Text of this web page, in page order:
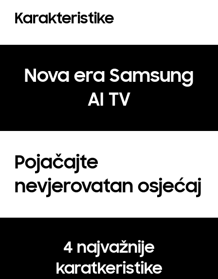
Karakteristike
Nova era Samsung
AI TV
Pojačajte
nevjerovatan osjećaj
4 najvažnije
karatkeristike